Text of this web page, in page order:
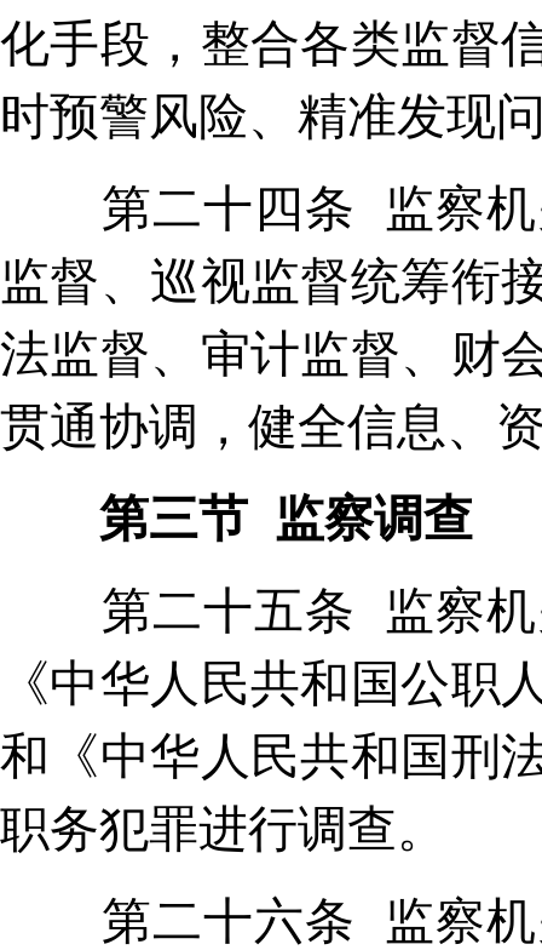
化手段，整合各类监督
时预警风险、精准发现
第二十四条 监察机
监督、巡视监督统筹衔
法监督、审计监督、财
贯通协调，健全信息、
第三节 监察调查
第二十五条 监察机
《中华人民共和国公职
和《中华人民共和国刑
职务犯罪进行调查。
第二十六条 监察机